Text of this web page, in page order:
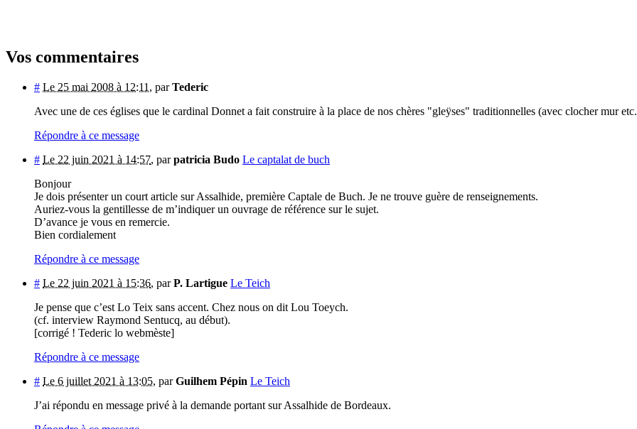
Vos commentaires
# Le 25 mai 2008 à 12:11 , parTederic
Avec une de ces églises que le cardinal Donnet a fait construire à la place de nos chères "gleÿses" traditionnelles (avec clocher mur
Répondre à ce message
# Le 22 juin 2021 à 14:57, parpatricia Budo Le captalat de buch
Bonjour
Je dois présenter un court article sur Assalhide, première Captale de Buch. Je ne trouve guère de renseignements.
Auriez-vous la gentillesse de m’indiquer un ouvrage de référence sur le sujet.
D’avance je vous en remercie.
Bien cordialement
Répondre à ce message
# Le 22 juin 2021 à 15:36, parP. Lartigue Le Teich
Je pense que c’est Lo Teix sans accent. Chez nous on dit Lou Toeych.
(cf. interview Raymond Sentucq, au début).
[corrigé ! Tederic lo webmèste]
Répondre à ce message
# Le 6 juillet 2021 à 13:05, parGuilhem Pépin Le Teich
J’ai répondu en message privé à la demande portant sur Assalhide de Bordeaux.